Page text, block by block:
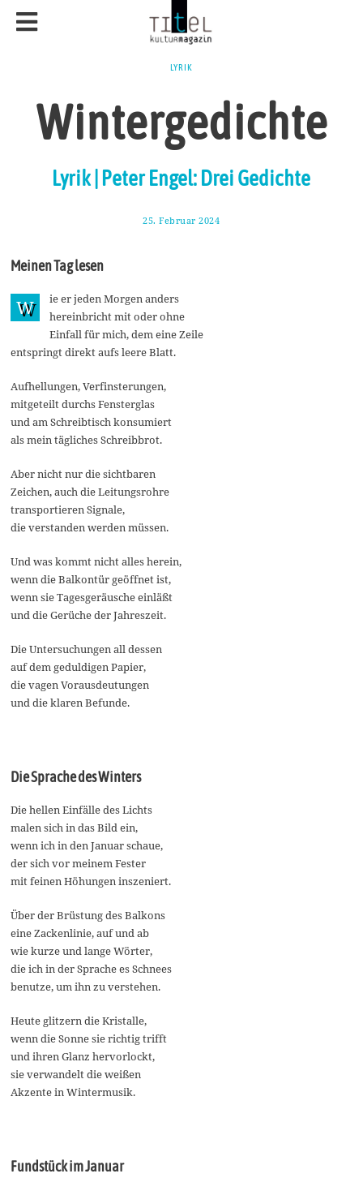
LYRIK
Wintergedichte
Lyrik | Peter Engel: Drei Gedichte
25. Februar 2024
Meinen Tag lesen
W
ie er jeden Morgen anders
hereinbricht mit oder ohne
Einfall für mich, dem eine Zeile
entspringt direkt aufs leere Blatt.
Aufhellungen, Verfinsterungen,
mitgeteilt durchs Fensterglas
und am Schreibtisch konsumiert
als mein tägliches Schreibbrot.
Aber nicht nur die sichtbaren
Zeichen, auch die Leitungsrohre
transportieren Signale,
die verstanden werden müssen.
Und was kommt nicht alles herein,
wenn die Balkontür geöffnet ist,
wenn sie Tagesgeräusche einläßt
und die Gerüche der Jahreszeit.
Die Untersuchungen all dessen
auf dem geduldigen Papier,
die vagen Vorausdeutungen
und die klaren Befunde.
Die Sprache des Winters
Die hellen Einfälle des Lichts
malen sich in das Bild ein,
wenn ich in den Januar schaue,
der sich vor meinem Fester
mit feinen Höhungen inszeniert.
Über der Brüstung des Balkons
eine Zackenlinie, auf und ab
wie kurze und lange Wörter,
die ich in der Sprache es Schnees
benutze, um ihn zu verstehen.
Heute glitzern die Kristalle,
wenn die Sonne sie richtig trifft
und ihren Glanz hervorlockt,
sie verwandelt die weißen
Akzente in Wintermusik.
Fundstück im Januar